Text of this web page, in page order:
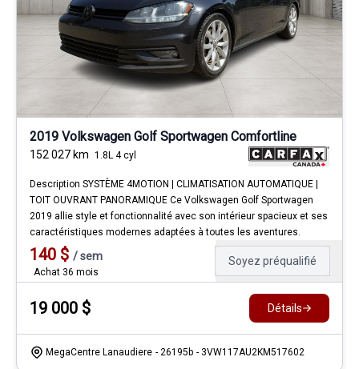
2019 Volkswagen Golf Sportwagen Comfortline
152 027km 1.8L 4 cyl
Description SYSTÈME 4MOTION | CLIMATISATION AUTOMATIQUE |
TOIT OUVRANT PANORAMIQUE Ce Volkswagen Golf Sportwagen
2019 allie style et fonctionnalité avec son intérieur spacieux et ses
caractéristiques modernes adaptées à toutes les aventures.
140 $ /sem
Achat 36 mois
Soyez préqualifié
19 000 $ Détails
MegaCentre Lanaudiere - 26195b - 3VW117AU2KM517602